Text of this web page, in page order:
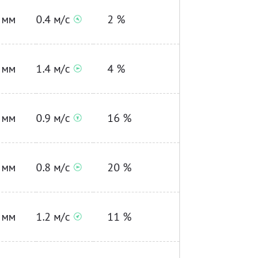
0.4 м/с 2 %
1.4 м/с 4 %
0.9 м/с 16 %
0.8 м/с 20 %
1.2 м/с 11 %